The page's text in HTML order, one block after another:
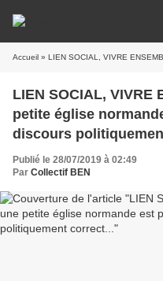
Accueil » LIEN SOCIAL, VIVRE ENSEMBLE: restaurer une
LIEN SOCIAL, VIVRE
petite église
discours
Publié le 28/07/2019 à 02:49
Par Collectif BEN